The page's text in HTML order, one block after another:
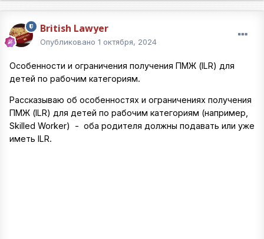
British Lawyer
Опубликовано 1 октября, 2024
Особенности и ограничения получения ПМЖ (ILR) для
детей по рабочим категориям.
Рассказываю об особенностях и ограничениях получения
ПМЖ (ILR) для детей по рабочим категориям (например,
Skilled Worker) - оба родителя должны подавать или уже
иметь ILR.